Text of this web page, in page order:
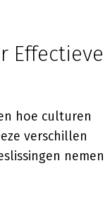
Effectieve
hoe culturen
verschillen
nemen